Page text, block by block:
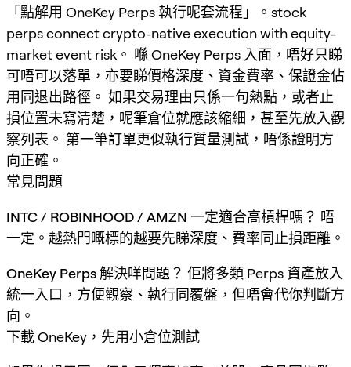
「點解用 OneKey Perps 執行呢套流程」。stock
perps connect crypto-native execution with equity-
market event risk。 喺 OneKey Perps 入面，唔好只睇
可唔可以落單，亦要睇價格深度、資金費率、保證金佔
用同退出路徑。 如果交易理由只係一句熱點，或者止
損位置未寫清楚，呢筆倉位就應該縮細，甚至先放入觀
察列表。 第一筆訂單更似執行質量測試，唔係證明方
向正確。
常見問題
INTC / ROBINHOOD / AMZN 一定適合高槓桿嗎？ 唔
一定。越熱門嘅標的越要先睇深度、費率同止損距離。
OneKey Perps 解決咩問題？ 佢將多類 Perps 資產放入
統一入口，方便觀察、執行同覆盤，但唔會代你判斷方
向。
下載 OneKey，先用小倉位測試